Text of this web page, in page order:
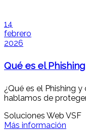
14
febrero
2026
Qué es el
¿Qué es el Phishing
hablamos de
Soluciones Web VSF
Más información